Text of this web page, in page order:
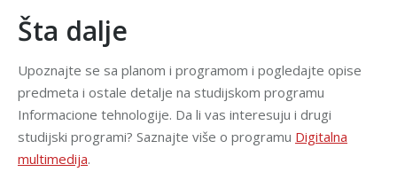
Šta dalje
Upoznajte se sa planom i programom i pogledajte opise
predmeta i ostale detalje na studijskom programu
Informacione tehnologije. Da li vas interesuju i drugi
studijski programi? Saznajte više o programu Digitalna
multimedija.